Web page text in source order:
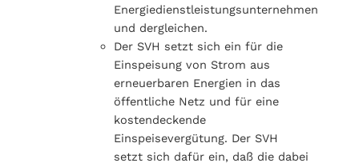
Energiedienstleistungsunternehmen
und dergleichen.
Der SVH setzt sich ein für die
Einspeisung von Strom aus
erneuerbaren Energien in das
öffentliche Netz und für eine
kostendeckende
Einspeisevergütung. Der SVH
setzt sich dafür ein, daß die dabei